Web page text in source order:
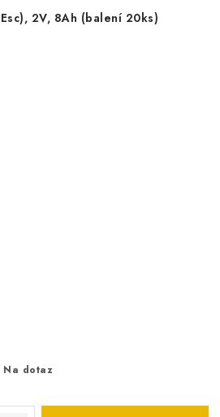
2V, 8Ah (balení 20ks)
Na dotaz